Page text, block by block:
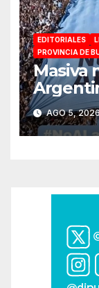
EDITORIALES
PROVINCIA DE
Masiva
AGO 5, 2026